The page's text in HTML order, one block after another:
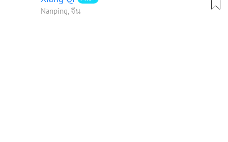
Nanping, จีน